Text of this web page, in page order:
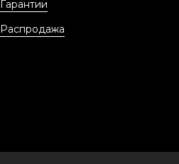
Гарантии
Распродажа